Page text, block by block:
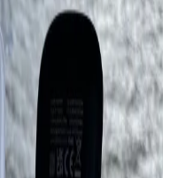
Güncel Özellikler
ses performansı,
çıkıyor. Kullanıcılar,
özellikleri ve markayı
LP1S Kulaklıkların